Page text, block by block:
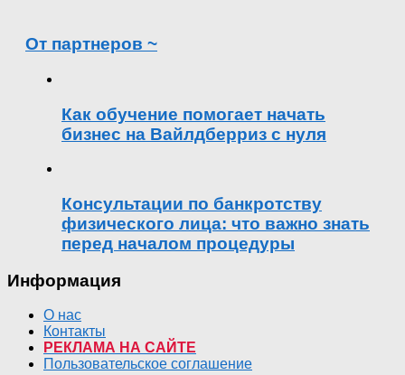
От партнеров ~
Как обучение помогает начать
бизнес на Вайлдберриз с нуля
Консультации по банкротству
физического лица: что важно знать
перед началом процедуры
Информация
О нас
Контакты
РЕКЛАМА НА САЙТЕ
Пользовательское соглашение